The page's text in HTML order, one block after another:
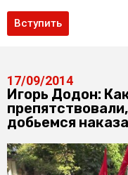
Вступить
17/09/2014
Игорь Додон:
добьемся